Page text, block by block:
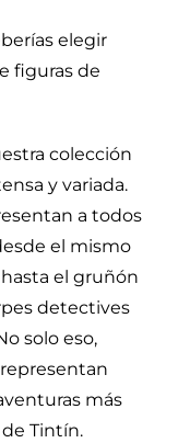
elegir
figuras de
colección
y variada.
a todos
el mismo
el gruñón
detectives
solo eso,
más
Tintín.